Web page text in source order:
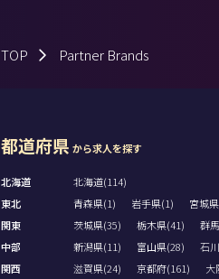
TOP Partner Brands
都道府県 から求人を探す
北海道
北海道(114)
東北
青森県(1) 岩手県(1) 宮城
関東
茨城県(35) 栃木県(41) 群
中部
新潟県(11) 富山県(28) 石
関西
滋賀県(24) 京都府(161) 大